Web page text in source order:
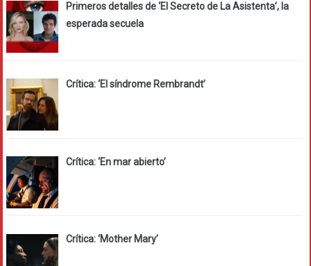
Primeros detalles de ‘El Secreto de La Asistenta’, la
esperada secuela
Crítica: ‘El síndrome Rembrandt’
Crítica: ‘En mar abierto’
Crítica: ‘Mother Mary’